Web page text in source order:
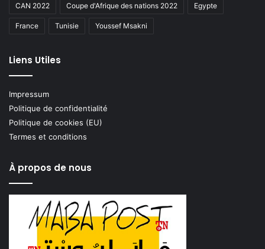
CAN 2022 Coupe d'Afrique des nations 2022 Egypte
France Tunisie Youssef Msakni
Liens Utiles
Impressum
Politique de confidentialité
Politique de cookies (EU)
Termes et conditions
À propos de nous